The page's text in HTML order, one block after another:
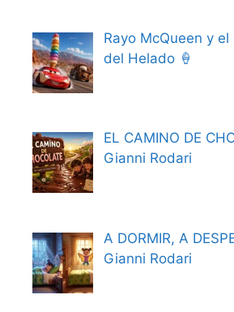
Rayo McQueen y el
del Helado 🍦
EL CAMINO DE
Gianni Rodari
A DORMIR, A
Gianni Rodari